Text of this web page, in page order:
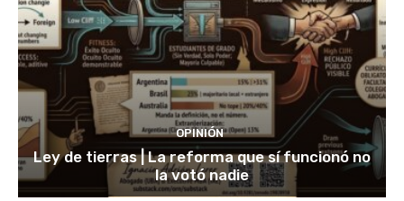
OPINIÓN
Ley de tierras | La reforma que sí funcionó no
la votó nadie